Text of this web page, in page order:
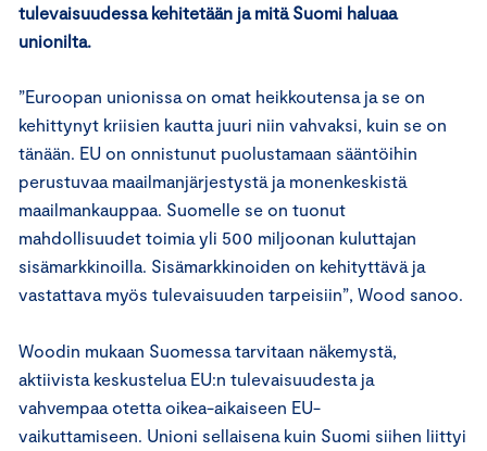
tulevaisuudessa kehitetään ja mitä Suomi haluaa
unionilta.
”Euroopan unionissa on omat heikkoutensa ja se on
kehittynyt kriisien kautta juuri niin vahvaksi, kuin se on
tänään. EU on onnistunut puolustamaan sääntöihin
perustuvaa maailmanjärjestystä ja monenkeskistä
maailmankauppaa. Suomelle se on tuonut
mahdollisuudet toimia yli 500 miljoonan kuluttajan
sisämarkkinoilla. Sisämarkkinoiden on kehityttävä ja
vastattava myös tulevaisuuden tarpeisiin”, Wood sanoo.
Woodin mukaan Suomessa tarvitaan näkemystä,
aktiivista keskustelua EU:n tulevaisuudesta ja
vahvempaa otetta oikea-aikaiseen EU-
vaikuttamiseen. Unioni sellaisena kuin Suomi siihen liittyi